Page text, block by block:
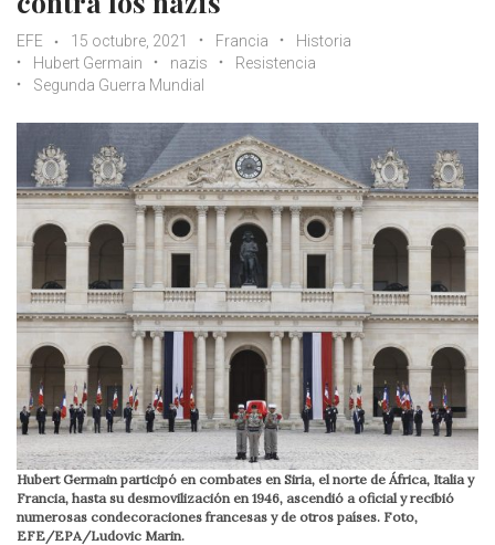
EFE 15 octubre, 2021 Francia
Historia
Hubert Germain
nazis
Resistencia
Segunda Guerra Mundial
Hubert Germain participó en combates en Siria, el norte de África, Italia y
Francia, hasta su desmovilización en 1946, ascendió a oficial y recibió
numerosas condecoraciones francesas y de otros países. Foto,
EFE/EPA/Ludovic Marin.